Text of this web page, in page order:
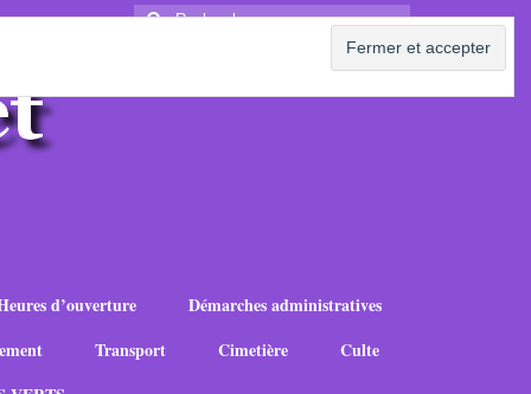
Rechercher
d’ouverture
Démarches administratives
Transport Cimetière
Culte